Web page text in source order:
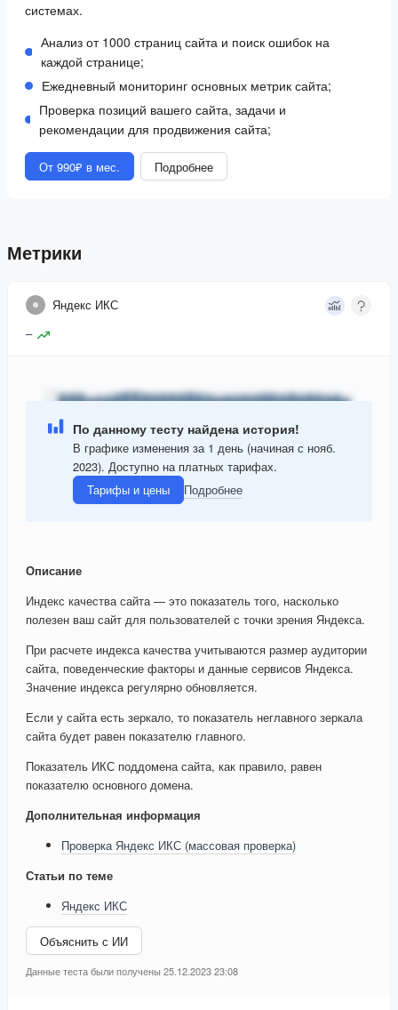
системах.
Анализ от 1000 страниц сайта и поиск ошибок на
каждой странице;
Ежедневный мониторинг основных метрик сайта;
Проверка позиций вашего сайта, задачи и
рекомендации для продвижения сайта;
От 990₽ в мес. Подробнее
Метрики
Яндекс ИКС
–
По данному тесту найдена история!
В графике изменения за 1 день (начиная с нояб.
2023). Доступно на платных тарифах.
Тарифы и цены
Подробнее
Описание
Индекс качества сайта — это показатель того, насколько
полезен ваш сайт для пользователей с точки зрения Яндекса.
При расчете индекса качества учитываются размер аудитории
сайта, поведенческие факторы и данные сервисов Яндекса.
Значение индекса регулярно обновляется.
Если у сайта есть зеркало, то показатель неглавного зеркала
сайта будет равен показателю главного.
Показатель ИКС поддомена сайта, как правило, равен
показателю основного домена.
Дополнительная информация
Проверка Яндекс ИКС (массовая проверка)
Статьи по теме
Яндекс ИКС
Объяснить с ИИ
Данные теста были получены 25.12.2023 23:08